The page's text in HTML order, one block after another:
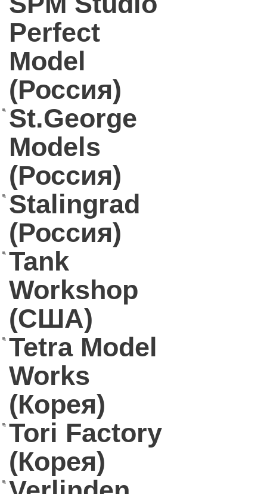
Perfect
Model
(Россия)
St.George
Models
(Россия)
Stalingrad
(Россия)
Tank
Workshop
(США)
Tetra Model
Works
(Корея)
Tori Factory
(Корея)